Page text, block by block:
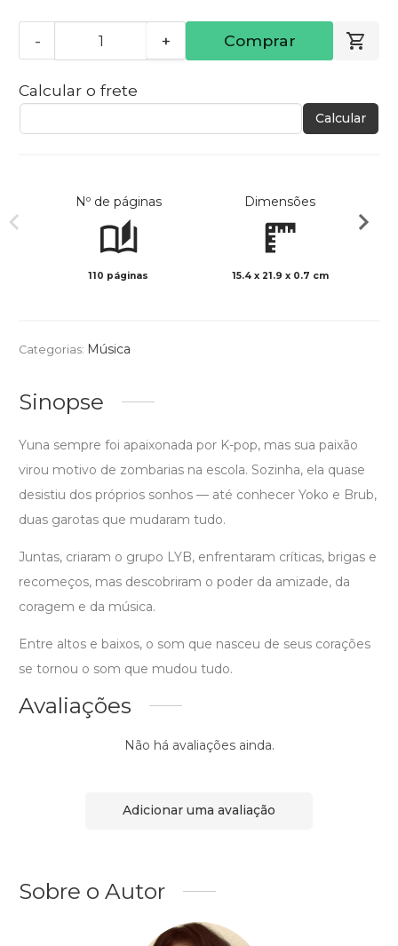
- + Comprar
Calcular o frete
Calcular
Nº de páginas
110 páginas
Dimensões
15.4 x 21.9 x 0.7 cm
Categorias: Música
Sinopse
Yuna sempre foi apaixonada por K-pop, mas sua paixão
virou motivo de zombarias na escola. Sozinha, ela quase
desistiu dos próprios sonhos — até conhecer Yoko e Brub,
duas garotas que mudaram tudo.
Juntas, criaram o grupo LYB, enfrentaram críticas, brigas e
recomeços, mas descobriram o poder da amizade, da
coragem e da música.
Entre altos e baixos, o som que nasceu de seus corações
se tornou o som que mudou tudo.
Avaliações
Não há avaliações ainda.
Adicionar uma avaliação
Sobre o Autor